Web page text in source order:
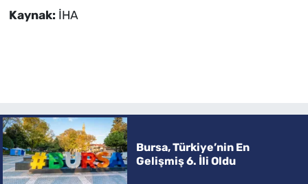
Kaynak: İHA
Bursa, Türkiye’nin En
Gelişmiş 6. İli Oldu